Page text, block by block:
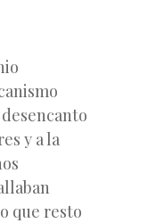
y a la
que resto